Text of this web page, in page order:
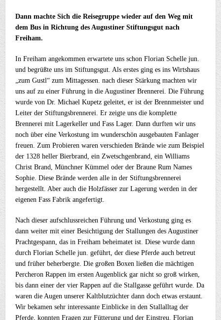
Dann machte Sich die Reisegruppe wieder auf den Weg mit
dem Bus in Richtung des Augustiner Stiftungsgut nach
Freiham.
In Freiham angekommen erwartete uns schon Florian Schelle jun.
und begrüßte uns im Stiftungsgut. Als erstes ging es ins Wirtshaus
„zum Gustl“ zum Mittagessen. nach dieser Stärkung machten wir
uns auf zu einer Führung in die Augustiner Brennerei. Die Führung
wurde von Dr. Michael Kupetz geleitet, er ist der Brennmeister und
Leiter der Stiftungsbrennerei. Er zeigte uns die komplette
Brennerei mit Lagerkeller und Fass Lager. Dann durften wir uns
noch über eine Verkostung im wunderschön ausgebauten Fanlager
freuen. Zum Probieren waren verschieden Brände wie zum Beispiel
der 1328 heller Bierbrand, ein Zwetschgenbrand, ein Williams
Christ Brand, Münchner Kümmel oder der Braune Rum Names
Sophie. Diese Brände werden alle in der Stiftungsbrennerei
hergestellt. Aber auch die Holzfässer zur Lagerung werden in der
eigenen Fass Fabrik angefertigt.
Nach dieser aufschlussreichen Führung und Verkostung ging es
dann weiter mit einer Besichtigung der Stallungen des Augustiner
Prachtgespann, das in Freiham beheimatet ist. Diese wurde dann
durch Florian Schelle jun. geführt, der diese Pferde auch betreut
und früher beherbergte. Die großen Boxen ließen die mächtigen
Percheron Rappen im ersten Augenblick gar nicht so groß wirken,
bis dann einer der vier Rappen auf die Stallgasse geführt wurde. Da
waren die Augen unserer Kaltblutzüchter dann doch etwas erstaunt.
Wir bekamen sehr interessante Einblicke in den Stallalltag der
Pferde, konnten Fragen zur Fütterung und der Einstreu. Florian